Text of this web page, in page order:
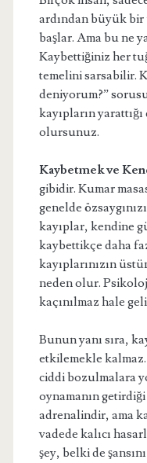
ardından büyük
başlar. Ama bu ne
Kaybettiğiniz her
temelini sarsabilir.
deniyorum?”
kayıpların
olursunuz.
Kaybetmek ve
gibidir. Kumar
genelde
kayıplar, kendine
kaybettikçe daha
kayıplarınızın
neden olur.
kaçınılmaz hale
Bunun yanı sıra,
etkilemekle
ciddi bozulmalara
oynamanın
adrenalindir, ama
vadede kalıcı
şey, belki de